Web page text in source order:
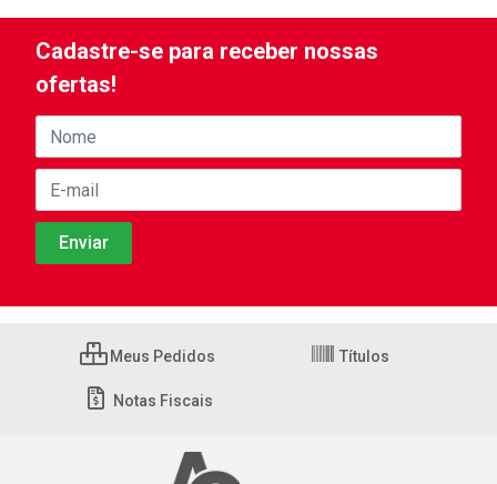
Cadastre-se para receber nossas
ofertas!
Meus Pedidos Títulos
Notas Fiscais